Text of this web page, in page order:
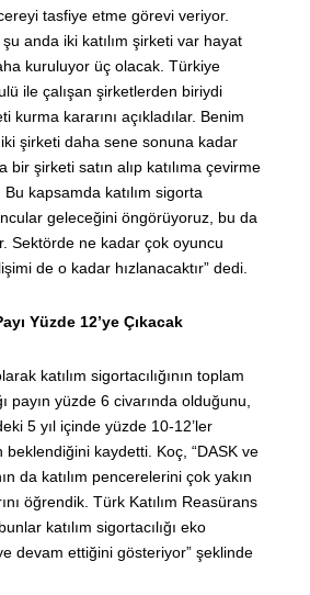
tasfiye etme görevi veriyor.
anda iki katılım şirketi var hayat
kuruluyor üç olacak. Türkiye
ile çalışan şirketlerden biriydi
kurma kararını açıkladılar. Benim
şirketi daha sene sonuna kadar
bir şirketi satın alıp katılıma çevirme
kapsamda katılım sigorta
geleceğini öngörüyoruz, bu da
Sektörde ne kadar çok oyuncu
de o kadar hızlanacaktır” dedi.
Yüzde 12’ye Çıkacak
katılım sigortacılığının toplam
payın yüzde 6 civarında olduğunu,
5 yıl içinde yüzde 10-12’ler
beklendiğini kaydetti. Koç, “DASK ve
da katılım pencerelerini çok yakın
öğrendik. Türk Katılım Reasürans
katılım sigortacılığı eko
devam ettiğini gösteriyor” şeklinde